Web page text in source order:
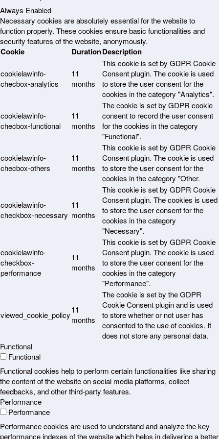
Always Enabled
Necessary cookies are absolutely essential for the website to
function properly. These cookies ensure basic functionalities and
security features of the website, anonymously.
Cookie DurationDescription
cookielawinfo-
checbox-analytics
11
months
This cookie is set by GDPR Cookie
Consent plugin. The cookie is used
to store the user consent for the
cookies in the category "Analytics".
cookielawinfo-
checbox-functional
11
months
The cookie is set by GDPR cookie
consent to record the user consent
for the cookies in the category
"Functional".
cookielawinfo-
checbox-others
11
months
This cookie is set by GDPR Cookie
Consent plugin. The cookie is used
to store the user consent for the
cookies in the category "Other.
cookielawinfo-
checkbox-necessary
11
months
This cookie is set by GDPR Cookie
Consent plugin. The cookies is used
to store the user consent for the
cookies in the category
"Necessary".
cookielawinfo-
checkbox-
performance
11
months
This cookie is set by GDPR Cookie
Consent plugin. The cookie is used
to store the user consent for the
cookies in the category
"Performance".
viewed_cookie_policy
11
months
The cookie is set by the GDPR
Cookie Consent plugin and is used
to store whether or not user has
consented to the use of cookies. It
does not store any personal data.
Functional
Functional
Functional cookies help to perform certain functionalities like sharing
the content of the website on social media platforms, collect
feedbacks, and other third-party features.
Performance
Performance
Performance cookies are used to understand and analyze the key
performance indexes of the website which helps in delivering a better